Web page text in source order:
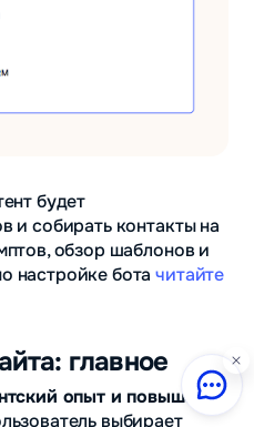
будет
и собирать контакты на
обзор шаблонов и
настройке ботачитайте
главное
опыт и повышает
выбирает